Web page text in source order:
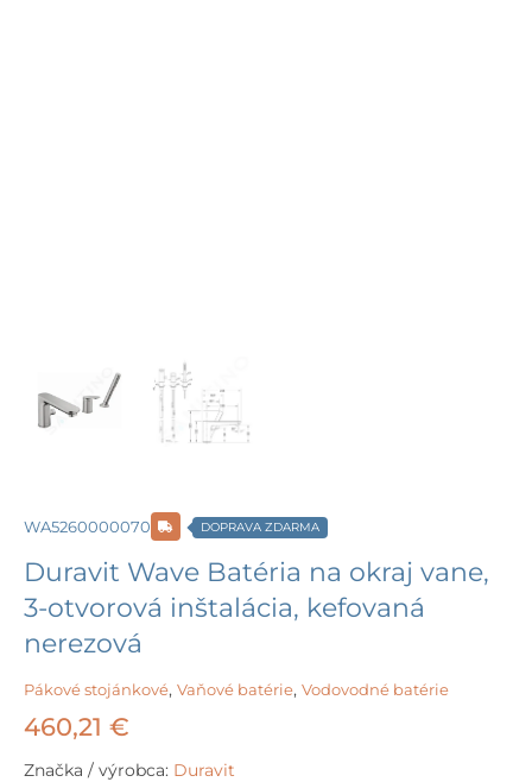
WA5260000070 DOPRAVA ZDARMA
Duravit Wave Batéria na okraj vane,
3-otvorová inštalácia, kefovaná
nerezová
Pákové stojánkové, Vaňové batérie, Vodovodné batérie
460,21 €
Značka / výrobca: Duravit